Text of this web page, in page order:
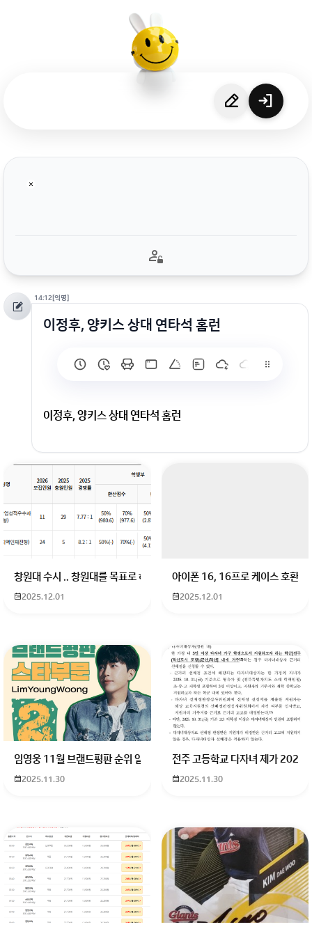
14:12[익명]
이정후, 양키스 상대 연타석 홈런
이정후, 양키스 상대 연타석 홈런
이정후 2호 홈런
창원대 수시 .. 창원대를 목표로 하고 있는 09년생입니다 지금 제 내신이 5
2025.12.01
아이폰 16, 16프로 케이스 호환
2025.12.01
임영웅 11월 브랜드평판 순위 알고싶어요 임영웅 11월 브랜드평판에서
2025.11.30
전주 고등학교 다자녀 제가 2027
2025.11.30